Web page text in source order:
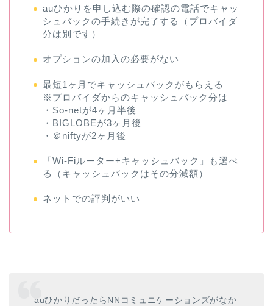
auひかりを申し込む際の確認の電話でキャッ
シュバックの手続きが完了する（プロバイダ
分は別です）
オプションの加入の必要がない
最短1ヶ月でキャッシュバックがもらえる
※プロバイダからのキャッシュバック分は
・So-netが4ヶ月半後
・BIGLOBEが3ヶ月後
・＠niftyが2ヶ月後
「Wi-Fiルーター+キャッシュバック」も選べ
る（キャッシュバックはその分減額）
ネットでの評判がいい
auひかりだったらNNコミュニケーションズがなか